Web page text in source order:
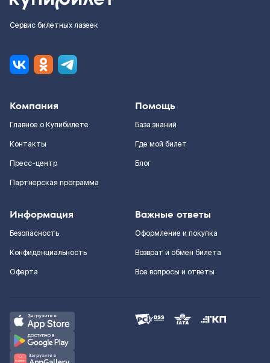
Сервис билетных лазеек
Компания
Главное о Купибилете
Контакты
Пресс-центр
Партнерская программа
Помощь
База знаний
Где мой билет
Блог
Информация
Безопасность
Конфиденциальность
Оферта
Важные ответы
Оформление и покупка
Возврат и обмен билета
Все вопросы и ответы